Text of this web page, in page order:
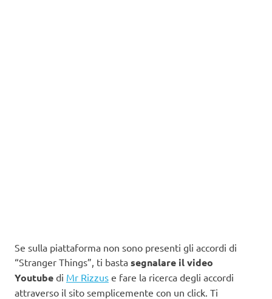
Se sulla piattaforma non sono presenti gli accordi di
“Stranger Things”, ti basta segnalare il video
Youtube di Mr Rizzus e fare la ricerca degli accordi
attraverso il sito semplicemente con un click. Ti